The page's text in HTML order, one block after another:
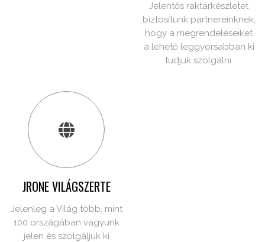
Jelentős raktárkészletet
biztosítunk partnereinknek,
hogy a megrendeléseiket
a lehető leggyorsabban ki
tudjuk szolgálni.
JRONE VILÁGSZERTE
Jelenleg a Világ több, mint
100 országában vagyunk
jelen és szolgáljuk ki